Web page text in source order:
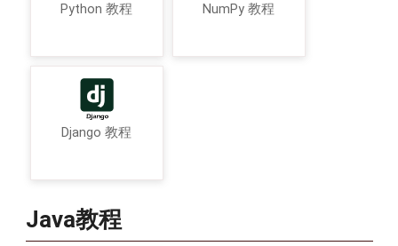
Python 教程 NumPy 教程
Django 教程
Java教程